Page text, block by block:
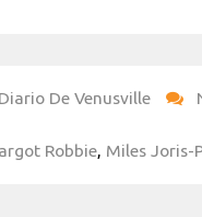
Diario De Venusville
Robbie, Miles Joris-